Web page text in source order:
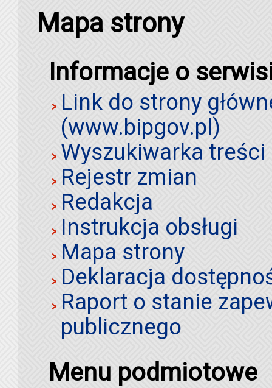
Mapa strony
Informacje o
Link do strony
(www.bipgov.pl)
Wyszukiwarka
Rejestr zmian
Redakcja
Instrukcja obsługi
Mapa strony
Deklaracja
Raport o stanie
publicznego
Menu podmiotowe